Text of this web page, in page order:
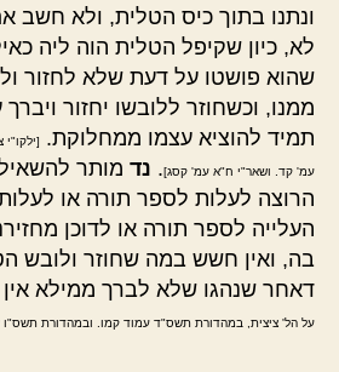
ונתנו בתוך כיס הטלית, ולא חשב
לא, כיון שקיפל הטלית הוה ליה
שהוא פושטו על דעת שלא לחזור
ממנו, וכשחוזר ללובשו יחזור ויברך
תמיד להוציא עצמו ממחלוקת.
עמ' קד. ושאר"י ח"א עמ' קסג]. נד מותר
הרוצה לעלות לספר תורה או
העלייה לספר תורה או לדוכן
בה, ואין חשש במה שחוזר ולובש
דאחר שנהגו שלא לברך ממילא
על הל' ציצית, במהדורת תשס"ד עמוד קמו. ובמהדורת